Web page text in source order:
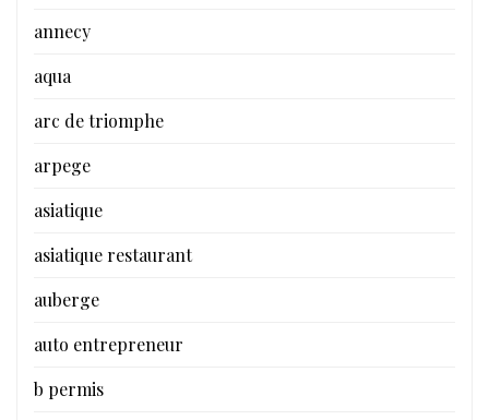
annecy
aqua
arc de triomphe
arpege
asiatique
asiatique restaurant
auberge
auto entrepreneur
b permis